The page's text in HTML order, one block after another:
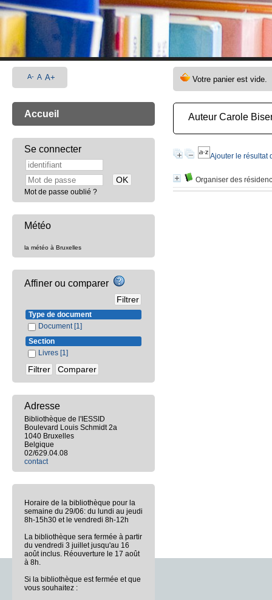
Auteur Carole
Ajouter le résultat
Organiser des
A- A A+
Accueil
Se connecter
Mot de passe oublié ?
Météo
la météo à Bruxelles
Affiner ou comparer
Type de document
Document [1]
Section
Livres [1]
Adresse
Bibliothèque de l'IESSID
Boulevard Louis Schmidt 2a
1040 Bruxelles
Belgique
02/629.04.08
contact
Horaire de la bibliothèque pour la
semaine du 29/06: du lundi au jeudi
8h-15h30 et le vendredi 8h-12h
La bibliothèque sera fermée à partir
du vendredi 3 juillet jusqu'au 16
août inclus. Réouverture le 17 août
à 8h.
Si la bibliothèque est fermée et que
vous souhaitez :